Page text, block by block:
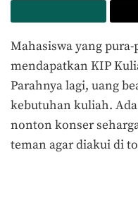
Mahasiswa yang
mendapatkan KIP
Parahnya lagi, uang
kebutuhan kuliah.
nonton konser
teman agar diakui di